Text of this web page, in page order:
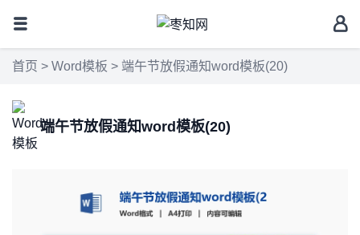
首页 > Word模板 > 端午节放假通知word模板(20)
端午节放假通知word模板(20)